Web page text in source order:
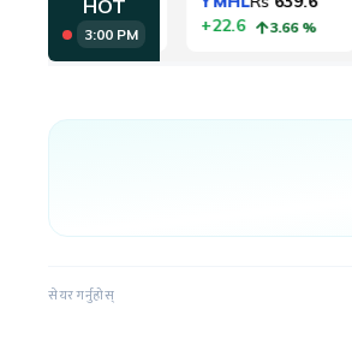
सेयर गर्नुहोस्